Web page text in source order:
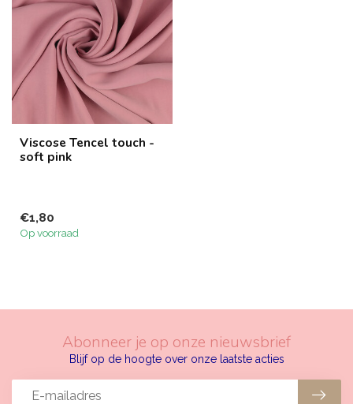
Viscose Tencel touch -
soft pink
€1,80
Op voorraad
Abonneer je op onze nieuwsbrief
Blijf op de hoogte over onze laatste acties